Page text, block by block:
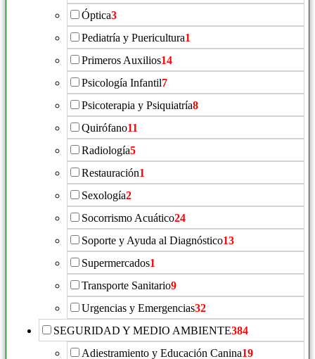
Óptica3
Pediatría y Puericultura1
Primeros Auxilios14
Psicología Infantil7
Psicoterapia y Psiquiatría8
Quirófano11
Radiología5
Restauración1
Sexología2
Socorrismo Acuático24
Soporte y Ayuda al Diagnóstico13
Supermercados1
Transporte Sanitario9
Urgencias y Emergencias32
SEGURIDAD Y MEDIO AMBIENTE384
Adiestramiento y Educación Canina19